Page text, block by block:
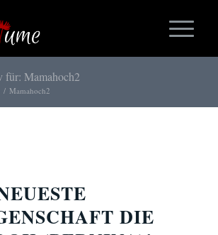
für: Mamahoch2
/ Mamahoch2
DIE